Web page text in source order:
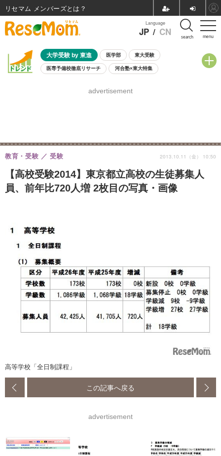
menu
Language
JP / CN search
大学受験 by 東進 医学部 東大受験
医専予備校徹底リサーチ 河合塾×東大特集
8月開催学校説明会・相談会
advertisement
【高校受験2014】東京都立高校の生徒募集人
員、前年比720人増 2枚目の写真・画像
教育・受験 受験 2013.10.11（金） 10:50
高等学校「全日制課程」
この記事へ戻る
advertisement
リセマム メンバーズ